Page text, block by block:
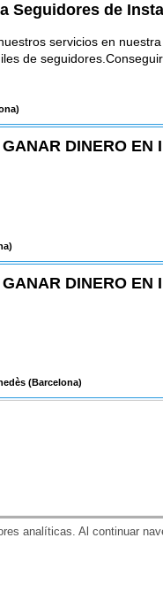
Seguidores de
servicios en
de
DINERO EN
DINERO EN
(Barcelona)
analíticas. Al continuar